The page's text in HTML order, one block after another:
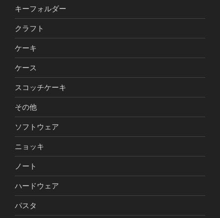
キーフォルダー
クラフト
ケーキ
ケース
スコッチケーキ
その他
ソフトウェア
ニョッキ
ノート
ハードウェア
パスタ